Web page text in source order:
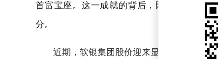
首富宝座。这一成就的背后，既有软银集团
分。
近期，软银集团股价迎来显著上涨，6月